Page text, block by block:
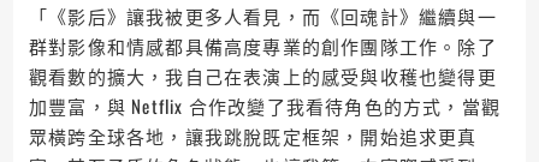
「《影后》讓我被更多人看見，而《回魂計》繼續與一
群對影像和情感都具備高度專業的創作團隊工作。除了
觀看數的擴大，我自己在表演上的感受與收穫也變得更
加豐富，與 Netflix 合作改變了我看待角色的方式，當觀
眾橫跨全球各地，讓我跳脫既定框架，開始追求更真